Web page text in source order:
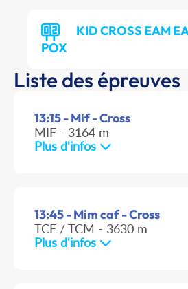
KID CROSS EAM
POX
Liste des épreuves
13:15 - Mif - Cross
MIF - 3164 m
Plus d'infos
13:45 - Mim caf - Cross
TCF / TCM - 3630 m
Plus d'infos